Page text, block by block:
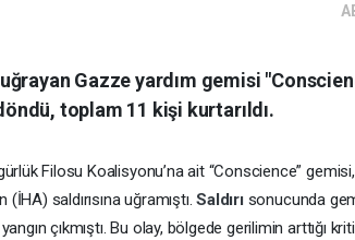
uğrayan Gazze yardım gemisi
toplam 11 kişi kurtarıldı.
Filosu Koalisyonu’na ait “Conscience”
(İHA) saldırısına uğramıştı.Saldırı sonucunda
çıkmıştı. Bu olay, bölgede gerilimin arttığı